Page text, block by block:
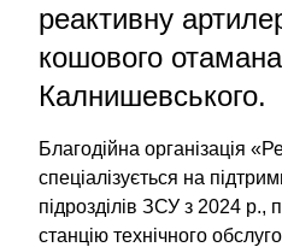
реактивну
кошового
Калнишевського.
Благодійна організація
спеціалізується на
підрозділів ЗСУ з 2024 р.,
станцію технічного